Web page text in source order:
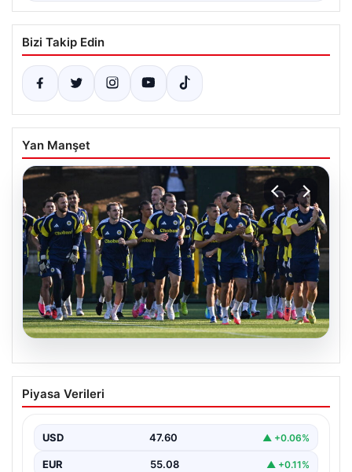
Bizi Takip Edin
Yan Manşet
05.08.2026
Fenerbahçe’nin Avrupa kadrosunda
Sturm Graz maçı öncesi değişiklik!
Piyasa Verileri
USD 47.60 ▲ +0.06%
EUR 55.08 ▲ +0.11%